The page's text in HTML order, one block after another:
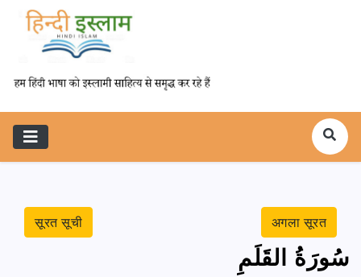
सूरत सूची अगला सूरत
سُورَةُ القَلَمِ